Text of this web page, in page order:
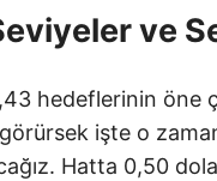
ve
hedeflerinin öne
görürsek işte o
Hatta 0,50